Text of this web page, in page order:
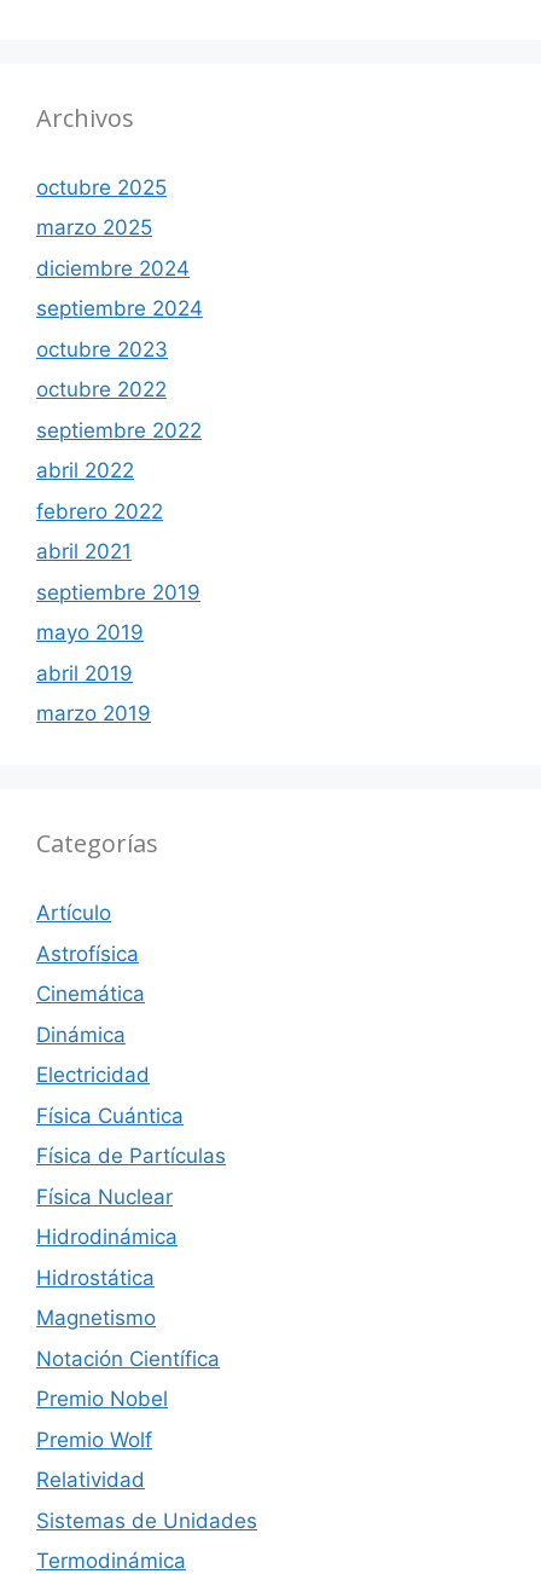
Archivos
octubre 2025
marzo 2025
diciembre 2024
septiembre 2024
octubre 2023
octubre 2022
septiembre 2022
abril 2022
febrero 2022
abril 2021
septiembre 2019
mayo 2019
abril 2019
marzo 2019
Categorías
Artículo
Astrofísica
Cinemática
Dinámica
Electricidad
Física Cuántica
Física de Partículas
Física Nuclear
Hidrodinámica
Hidrostática
Magnetismo
Notación Científica
Premio Nobel
Premio Wolf
Relatividad
Sistemas de Unidades
Termodinámica